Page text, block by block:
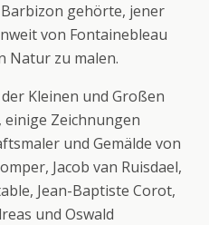
gehörte, jener
von Fontainebleau
Natur zu malen.
Kleinen und Großen
einige Zeichnungen
und Gemälde von
Jacob van Ruisdael,
Jean-Baptiste Corot,
und Oswald